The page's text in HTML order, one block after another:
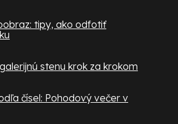
tipy, ako odfotiť
stenu krok za krokom
čísel: Pohodový večer v